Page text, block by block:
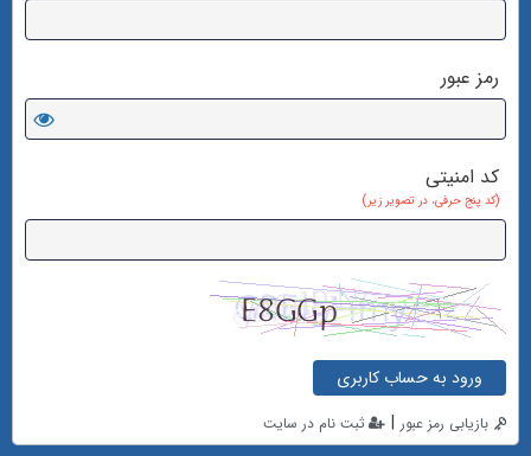
رمز عبور
کد امنیتی
(کد پنج حرفی، در تصویر زیر)
ورود به حساب کاربری
بازیابی رمز عبور | ثبت نام در سایت